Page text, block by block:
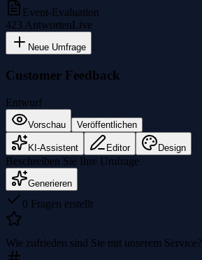
Event-Evaluation
423 AntwortenLive
Neue Umfrage
Customer Feedback
Entwurf
Vorschau Veröffentlichen
KI-Assistent Editor Design
Beschreiben Sie Ihre Umfrage
Generieren
0 Fragen erstellt
Wie zufrieden sind Sie mit unserem Service?